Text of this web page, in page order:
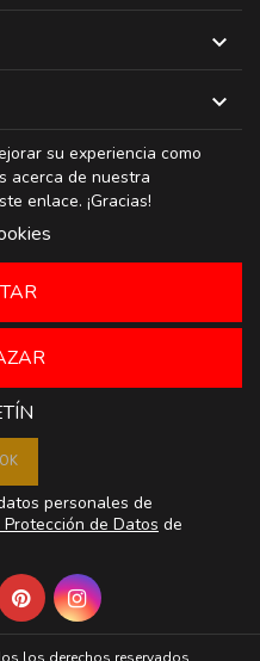


su experiencia como
acerca de nuestra
enlace. ¡Gracias!
personales de
de Datos de
los derechos reservados